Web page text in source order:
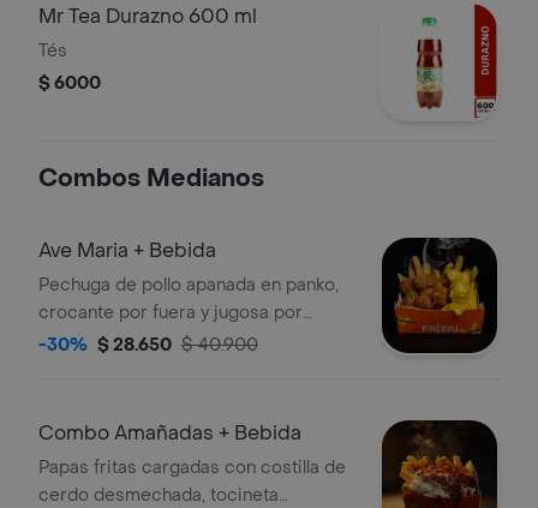
Mr Tea Durazno 600 ml
Tés
$ 6000
Combos Medianos
Ave Maria + Bebida
Pechuga de pollo apanada en panko,
crocante por fuera y jugosa por
dentro, sobre papas fritas de la casa
-30% $ 28.650 $ 40.900
Combo Amañadas + Bebida
Papas fritas cargadas con costilla de
cerdo desmechada, tocineta